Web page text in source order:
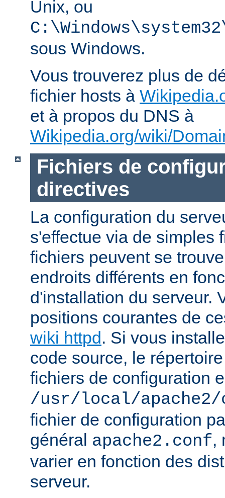
Unix, ou
sous Windows.
Vous trouverez plus de
fichier hosts à
et à propos du DNS à
Wikipedia.org/wiki/
Fichiers de
directives
La configuration du
s'effectue via de simples
fichiers peuvent se
endroits différents en
d'installation du serveur.
positions courantes de
wiki httpd . Si vous
code source, le
fichiers de configuration
/usr/local/apache2/
fichier de configuration
général apache2.conf,
varier en fonction des
serveur.